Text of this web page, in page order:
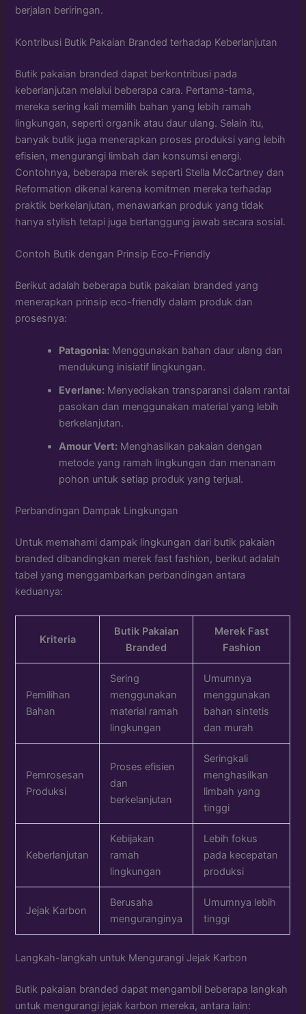
berjalan beriringan.
Kontribusi Butik Pakaian Branded terhadap Keberlanjutan
Butik pakaian branded dapat berkontribusi pada
keberlanjutan melalui beberapa cara. Pertama-tama,
mereka sering kali memilih bahan yang lebih ramah
lingkungan, seperti organik atau daur ulang. Selain itu,
banyak butik juga menerapkan proses produksi yang lebih
efisien, mengurangi limbah dan konsumsi energi.
Contohnya, beberapa merek seperti Stella McCartney dan
Reformation dikenal karena komitmen mereka terhadap
praktik berkelanjutan, menawarkan produk yang tidak
hanya stylish tetapi juga bertanggung jawab secara sosial.
Contoh Butik dengan Prinsip Eco-Friendly
Berikut adalah beberapa butik pakaian branded yang
menerapkan prinsip eco-friendly dalam produk dan
prosesnya:
Patagonia: Menggunakan bahan daur ulang dan
mendukung inisiatif lingkungan.
Everlane: Menyediakan transparansi dalam rantai
pasokan dan menggunakan material yang lebih
berkelanjutan.
Amour Vert: Menghasilkan pakaian dengan
metode yang ramah lingkungan dan menanam
pohon untuk setiap produk yang terjual.
Perbandingan Dampak Lingkungan
Untuk memahami dampak lingkungan dari butik pakaian
branded dibandingkan merek fast fashion, berikut adalah
tabel yang menggambarkan perbandingan antara
keduanya:
Kriteria
Butik Pakaian
Branded
Merek Fast
Fashion
Pemilihan
Bahan
Sering
menggunakan
material ramah
lingkungan
Umumnya
menggunakan
bahan sintetis
dan murah
Pemrosesan
Produksi
Proses efisien
dan
berkelanjutan
Seringkali
menghasilkan
limbah yang
tinggi
Keberlanjutan
Kebijakan
ramah
lingkungan
Lebih fokus
pada kecepatan
produksi
Jejak Karbon
Berusaha
menguranginya
Umumnya lebih
tinggi
Langkah-langkah untuk Mengurangi Jejak Karbon
Butik pakaian branded dapat mengambil beberapa langkah
untuk mengurangi jejak karbon mereka, antara lain: